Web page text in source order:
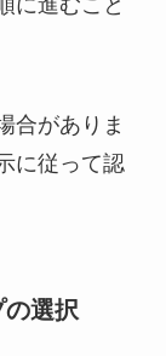
合がありま
に従って認
選択